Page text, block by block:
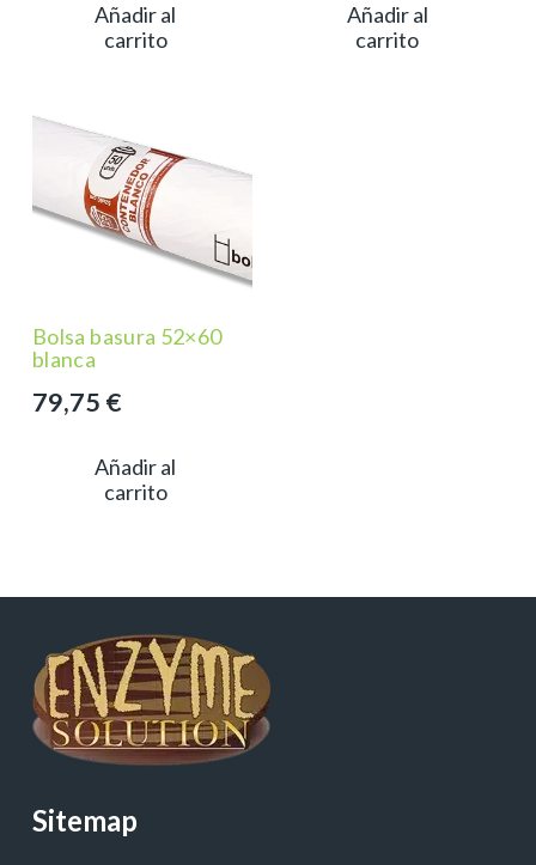
Añadir al
carrito
Añadir al
carrito
Bolsa basura 52×60
blanca
79,75 €
Añadir al
carrito
Sitemap